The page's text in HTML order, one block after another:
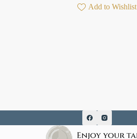
Add to Wishlist